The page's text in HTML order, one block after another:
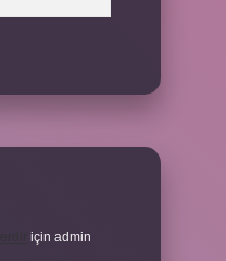
için admin